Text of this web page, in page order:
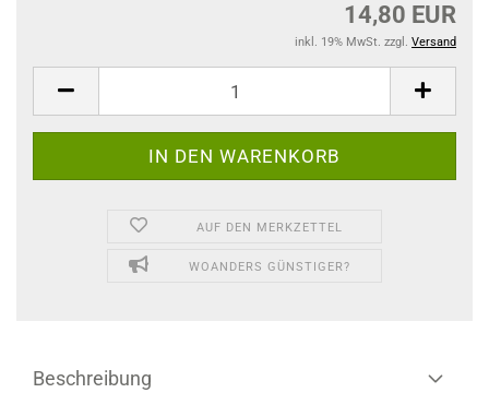
14,80 EUR
inkl. 19% MwSt. zzgl. Versand
AUF DEN MERKZETTEL
WOANDERS GÜNSTIGER?
Beschreibung